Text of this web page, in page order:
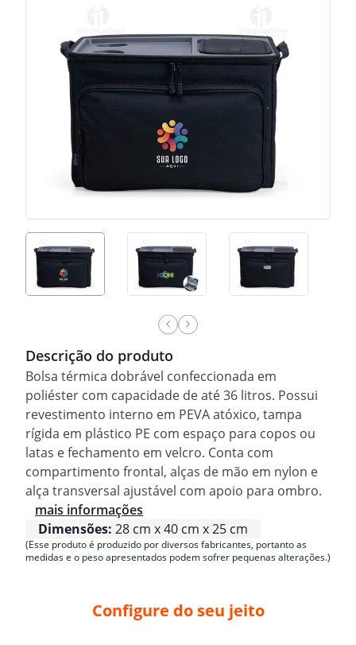
Descrição do produto
Bolsa térmica dobrável confeccionada em
poliéster com capacidade de até 36 litros. Possui
revestimento interno em PEVA atóxico, tampa
rígida em plástico PE com espaço para copos ou
latas e fechamento em velcro. Conta com
compartimento frontal, alças de mão em nylon e
alça transversal ajustável com apoio para ombro.
mais informações
Dimensões: 28 cm x 40 cm x 25 cm
(Esse produto é produzido por diversos fabricantes, portanto as
medidas e o peso apresentados podem sofrer pequenas alterações.)
Configure do seu jeito